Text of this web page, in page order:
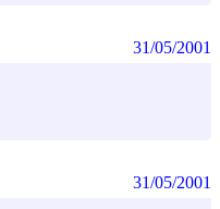
31/05/2001
31/05/2001